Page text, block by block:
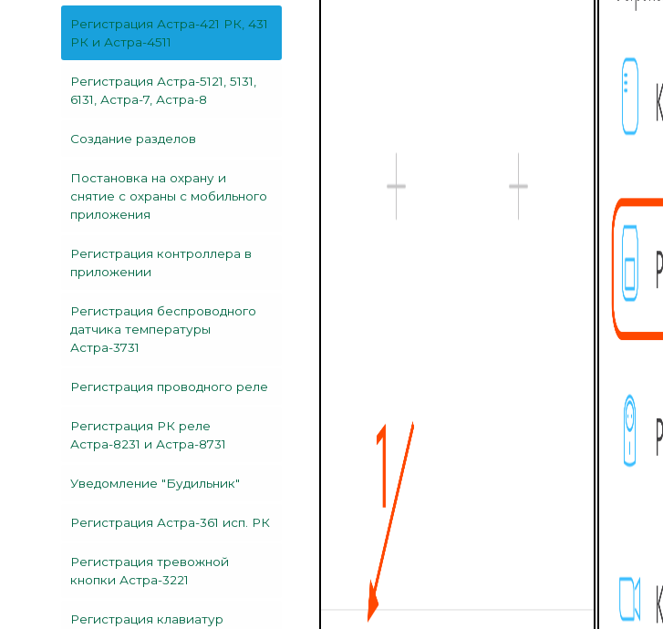
Регистрация Астра-421 РК, 431
РК и Астра-4511
Регистрация Астра-5121, 5131,
6131, Астра-7, Астра-8
Создание разделов
Постановка на охрану и
снятие с охраны с мобильного
приложения
Регистрация контроллера в
приложении
Регистрация беспроводного
датчика температуры
Астра-3731
Регистрация проводного реле
Регистрация РК реле
Астра-8231 и Астра-8731
Уведомление "Будильник"
Регистрация Астра-361 исп. РК
Регистрация тревожной
кнопки Астра-3221
Регистрация клавиатур